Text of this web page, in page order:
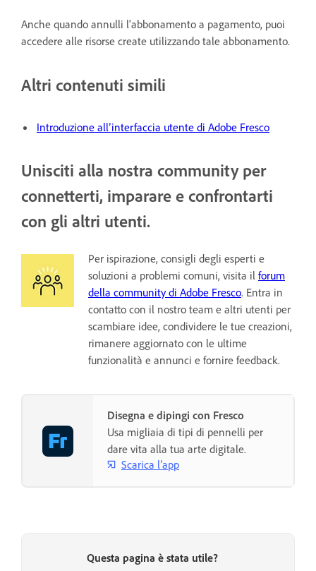
Anche quando annulli l'abbonamento a pagamento, puoi
accedere alle risorse create utilizzando tale abbonamento.
Altri contenuti simili
Introduzione all’interfaccia utente di Adobe Fresco
Unisciti alla nostra community per
connetterti, imparare e confrontarti
con gli altri utenti.
Per ispirazione, consigli degli esperti e
soluzioni a problemi comuni, visita il forum
della community di Adobe Fresco. Entra in
contatto con il nostro team e altri utenti per
scambiare idee, condividere le tue creazioni,
rimanere aggiornato con le ultime
funzionalità e annunci e fornire feedback.
Disegna e dipingi con Fresco
Usa migliaia di tipi di pennelli per
dare vita alla tua arte digitale.
Scarica l’app
Questa pagina è stata utile?